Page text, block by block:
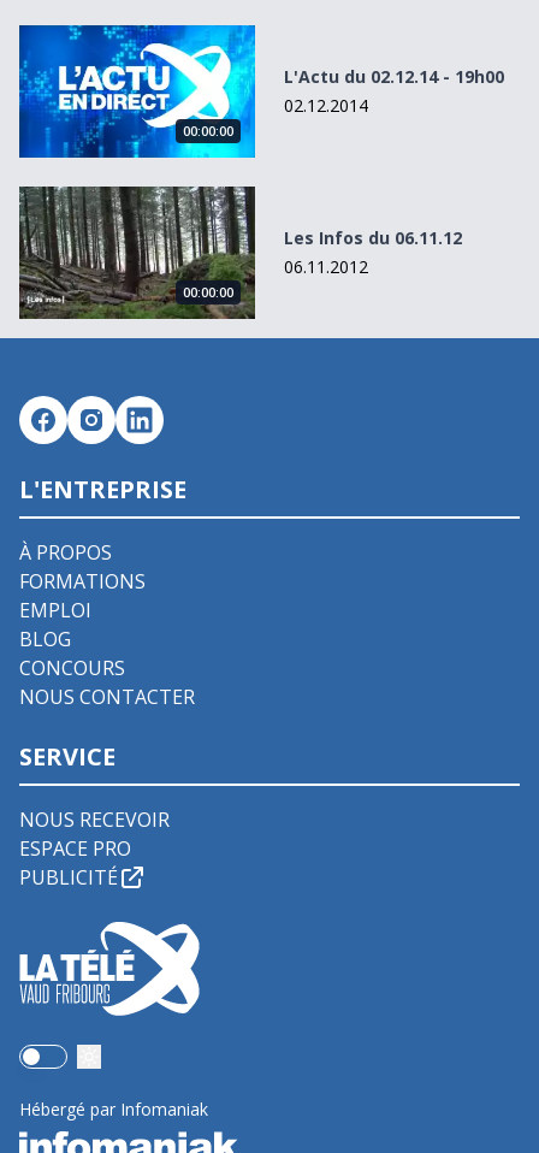
L&#039;Actu du 02.12.14 - 19h00
00:00:00
L'Actu du 02.12.14 - 19h00
02.12.2014
Les Infos du 06.11.12
00:00:00
Les Infos du 06.11.12
06.11.2012
L'ENTREPRISE
À PROPOS
FORMATIONS
EMPLOI
BLOG
CONCOURS
NOUS CONTACTER
SERVICE
NOUS RECEVOIR
ESPACE PRO
PUBLICITÉ
Use setting
Hébergé par Infomaniak